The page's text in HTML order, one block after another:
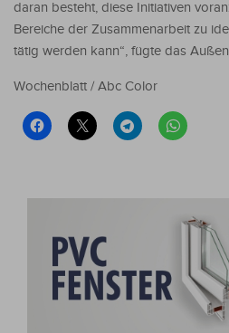
daran besteht, diese Initiativen
Bereiche der Zusammenarbeit zu
tätig werden kann“, fügte das
Wochenblatt / Abc Color